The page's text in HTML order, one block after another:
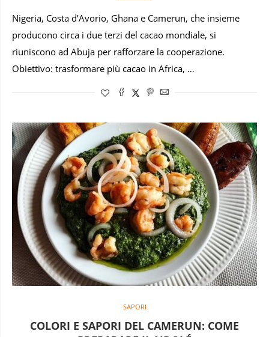
Nigeria, Costa d’Avorio, Ghana e Camerun, che insieme
producono circa i due terzi del cacao mondiale, si
riuniscono ad Abuja per rafforzare la cooperazione.
Obiettivo: trasformare più cacao in Africa, …
SAPORI
COLORI E SAPORI DEL CAMERUN: COME